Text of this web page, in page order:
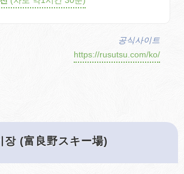
공식사이트
https://rusutsu.com/ko/
장 (富良野スキー場)